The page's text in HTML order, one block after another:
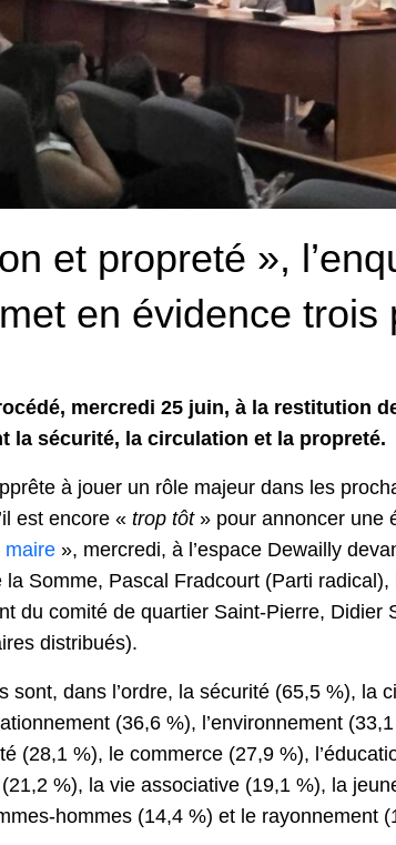
et propreté »,
met en évidence trois
mercredi 25 juin, à la restitution
la sécurité, la circulation et la propreté.
à jouer un rôle majeur dans les
est encore « trop tôt» pour annoncer une
maire », mercredi, à l’espace Dewailly
Somme, Pascal Fradcourt (Parti
du comité de quartier Saint-Pierre,
distribués).
dans l’ordre, la sécurité (65,5 %), la
(36,6 %), l’environnement
(28,1 %), le commerce (27,9 %),
%), la vie associative (19,1 %), la
hommes (14,4 %) et le rayonnement